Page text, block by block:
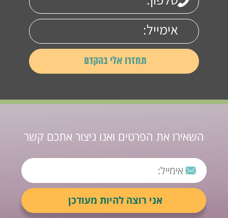
השאירו את הפרטים ואנו ניצור אתכם קשר